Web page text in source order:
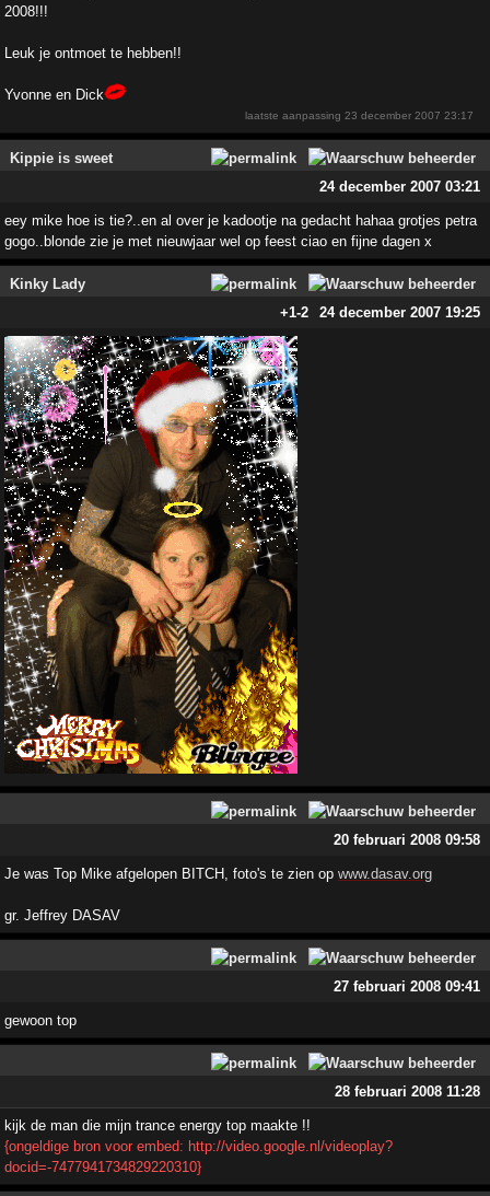
2008!!!
Leuk je ontmoet te hebben!!
Yvonne en Dick
laatste aanpassing23 december 2007 23:17
Kippie is sweet
24 december 2007 03:21
eey mike hoe is tie?..en al over je kadootje na gedacht hahaa grotjes petra
gogo..blonde zie je met nieuwjaar wel op feest ciao en fijne dagen x
Kinky Lady
+1-2 24 december 2007 19:25
20 februari 2008 09:58
Je was Top Mike afgelopen BITCH, foto's te zien op www.dasav.org
gr. Jeffrey DASAV
27 februari 2008 09:41
gewoon top
28 februari 2008 11:28
kijk de man die mijn trance energy top maakte !!
{ongeldige bron voor embed: http://video.google.nl/videoplay?
docid=-7477941734829220310}